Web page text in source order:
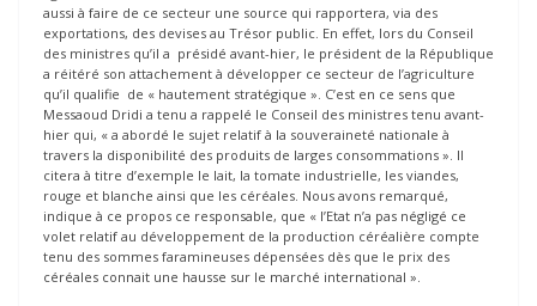
aussi à faire de ce secteur une source qui rapportera, via des
exportations, des devises au Trésor public. En effet, lors du Conseil
des ministres qu’il a présidé avant-hier, le président de la République
a réitéré son attachement à développer ce secteur de l’agriculture
qu’il qualifie de « hautement stratégique ». C’est en ce sens que
Messaoud Dridi a tenu a rappelé le Conseil des ministres tenu avant-
hier qui, « a abordé le sujet relatif à la souveraineté nationale à
travers la disponibilité des produits de larges consommations ». Il
citera à titre d’exemple le lait, la tomate industrielle, les viandes,
rouge et blanche ainsi que les céréales. Nous avons remarqué,
indique à ce propos ce responsable, que « l’Etat n’a pas négligé ce
volet relatif au développement de la production céréalière compte
tenu des sommes faramineuses dépensées dès que le prix des
céréales connait une hausse sur le marché international ».